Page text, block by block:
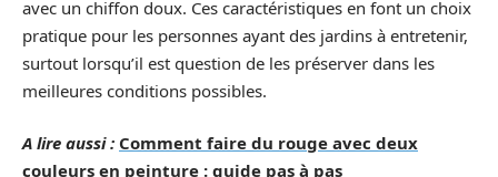
avec un chiffon doux. Ces caractéristiques en font un choix
pratique pour les personnes ayant des jardins à entretenir,
surtout lorsqu’il est question de les préserver dans les
meilleures conditions possibles.
A lire aussi : Comment faire du rouge avec deux
couleurs en peinture : guide pas à pas